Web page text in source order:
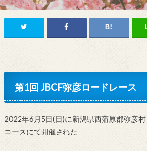
第1回 JBCF弥彦ロードレース
2022年6月5日(日)に新潟県西蒲原郡弥彦
コースにて開催された